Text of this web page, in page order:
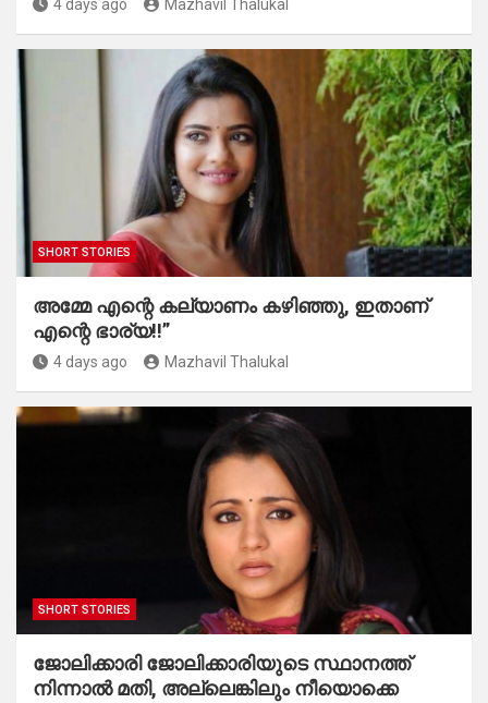
4 days ago Mazhavil Thalukal
SHORT STORIES
അമ്മേ എന്റെ കല്യാണം കഴിഞ്ഞു, ഇതാണ്
എന്റെ ഭാര്യ!!”
4 days ago Mazhavil Thalukal
SHORT STORIES
ജോലിക്കാരി ജോലിക്കാരിയുടെ സ്ഥാനത്ത്
നിന്നാൽ മതി, അല്ലെങ്കിലും നീയൊക്കെ